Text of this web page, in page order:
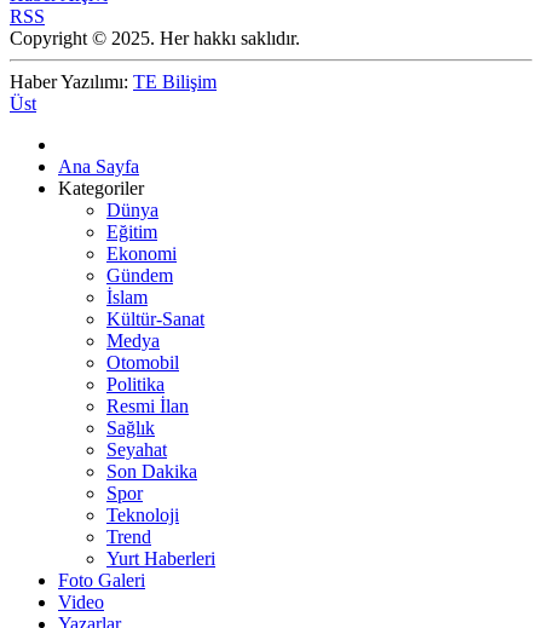
RSS
Copyright © 2025. Her hakkı saklıdır.
Haber Yazılımı: TE Bilişim
Üst
Ana Sayfa
Kategoriler
Dünya
Eğitim
Ekonomi
Gündem
İslam
Kültür-Sanat
Medya
Otomobil
Politika
Resmi İlan
Sağlık
Seyahat
Son Dakika
Spor
Teknoloji
Trend
Yurt Haberleri
Foto Galeri
Video
Yazarlar